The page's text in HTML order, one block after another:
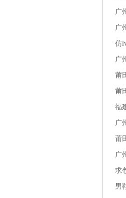
1a
广
级
广
仿
广
莆
动
莆
福
女
广
莆
便
广
求
男